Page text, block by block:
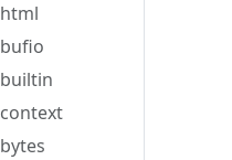
html
bufio
builtin
context
bytes